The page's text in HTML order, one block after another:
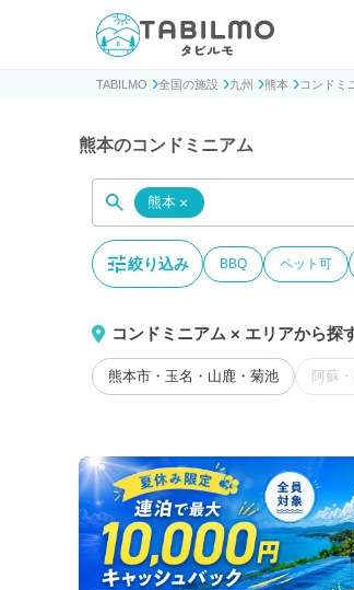
貸別荘コテージ・一棟貸し宿泊予約
TABILMO 全国の施設 九州 熊本 コンドミ
熊本のコンドミニアム
熊本 ×
絞り込み BBQ ペット可
コンドミニアム × エリアから探
熊本市・玉名・山鹿・菊池 阿蘇